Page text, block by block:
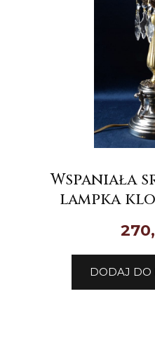
Wspaniała
lampka
DODAJ DO